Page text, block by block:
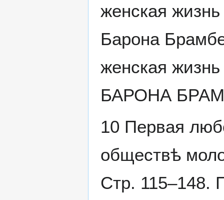
женская
Барона
женская
БАРОНА
10 Первая
обществѣ
Стр.